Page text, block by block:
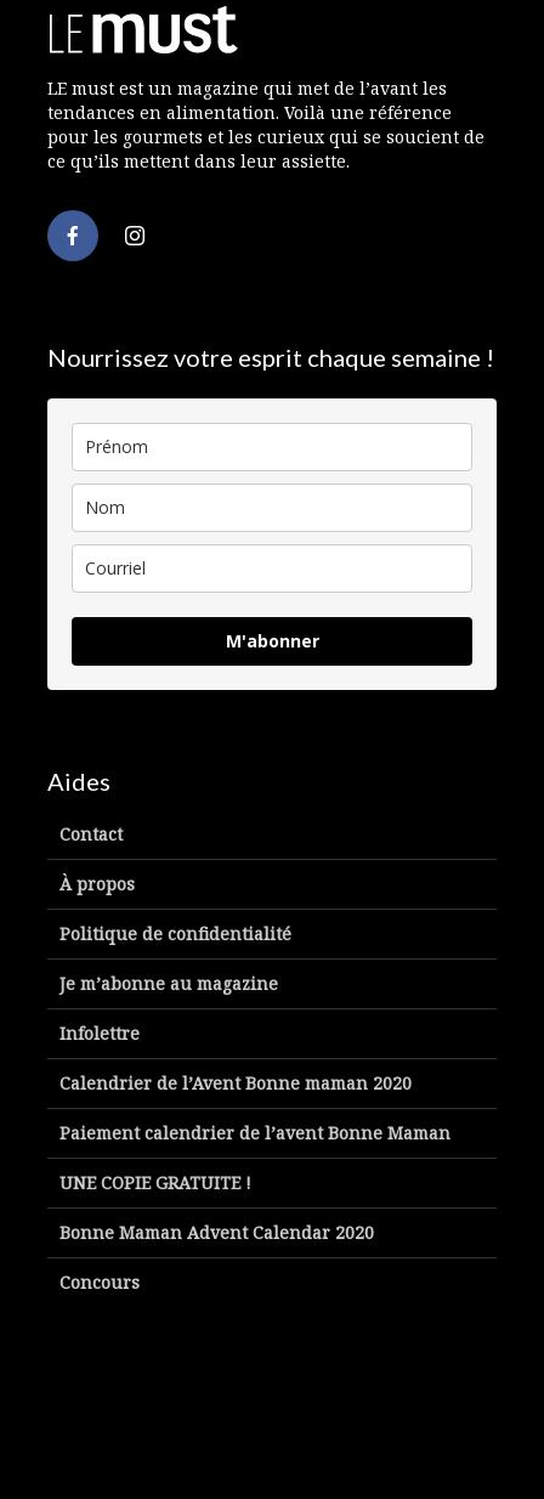
LE must est un magazine qui met de l’avant les
tendances en alimentation. Voilà une référence
pour les gourmets et les curieux qui se soucient de
ce qu’ils mettent dans leur assiette.
Nourrissez votre esprit chaque semaine !
M'abonner
Aides
Contact
À propos
Politique de confidentialité
Je m’abonne au magazine
Infolettre
Calendrier de l’Avent Bonne maman 2020
Paiement calendrier de l’avent Bonne Maman
UNE COPIE GRATUITE !
Bonne Maman Advent Calendar 2020
Concours